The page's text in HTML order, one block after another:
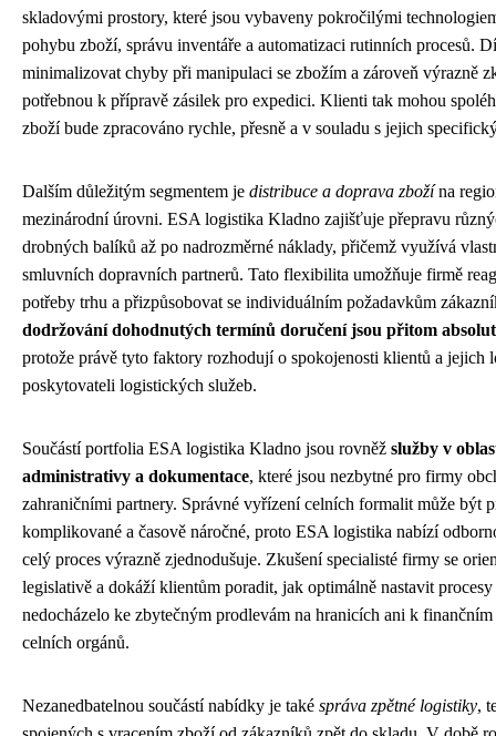
skladovými prostory, které jsou vybaveny pokročilými
pohybu zboží, správu inventáře a automatizaci rutinních procesů.
minimalizovat chyby při manipulaci se zbožím a zároveň výrazně
potřebnou k přípravě zásilek pro expedici. Klienti tak mohou
zboží bude zpracováno rychle, přesně a v souladu s jejich
Dalším důležitým segmentem je distribuce a doprava zbožína
mezinárodní úrovni. ESA logistika Kladno zajišťuje přepravu
drobných balíků až po nadrozměrné náklady, přičemž využívá
smluvních dopravních partnerů. Tato flexibilita umožňuje firmě
potřeby trhu a přizpůsobovat se individuálním požadavkům
dodržování dohodnutých termínů doručení jsou přitom
protože právě tyto faktory rozhodují o spokojenosti klientů a jejich
poskytovateli logistických služeb.
Součástí portfolia ESA logistika Kladno jsou rovněž služby v
administrativy a dokumentace, které jsou nezbytné pro firmy
zahraničními partnery. Správné vyřízení celních formalit může být
komplikované a časově náročné, proto ESA logistika nabízí
celý proces výrazně zjednodušuje. Zkušení specialisté firmy se
legislativě a dokáží klientům poradit, jak optimálně nastavit
nedocházelo ke zbytečným prodlevám na hranicích ani k
celních orgánů.
Nezanedbatelnou součástí nabídky je také správa zpětné logistiky,